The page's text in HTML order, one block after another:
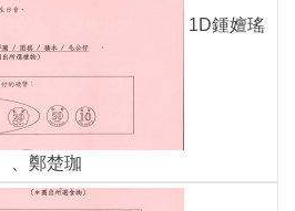
1D鍾嬗瑤
、鄭楚珈